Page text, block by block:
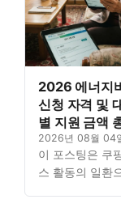
2026 에너지
신청 자격 및
별 지원 금액
2026년 08월 04
이 포스팅은 쿠
스 활동의 일환